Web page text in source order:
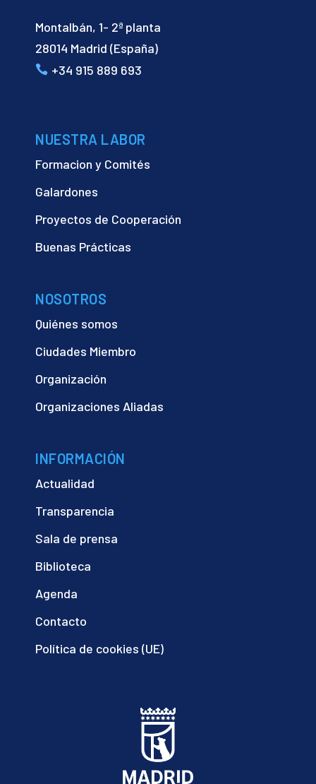
Montalbán, 1- 2ª planta
28014 Madrid (España)
+34 915 889 693
NUESTRA LABOR
Formacion y Comités
Galardones
Proyectos de Cooperación
Buenas Prácticas
NOSOTROS
Quiénes somos
Ciudades Miembro
Organización
Organizaciones Aliadas
INFORMACIÓN
Actualidad
Transparencia
Sala de prensa
Biblioteca
Agenda
Contacto
Política de cookies (UE)